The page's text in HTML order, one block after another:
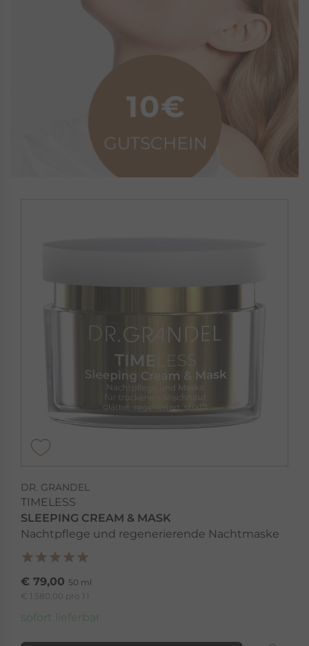
DR. GRANDEL
TIMELESS
SLEEPING CREAM & MASK
Nachtpflege und regenerierende Nachtmaske
€ 79,00 50 ml
€ 1.580,00 pro 1 l
sofort lieferbar